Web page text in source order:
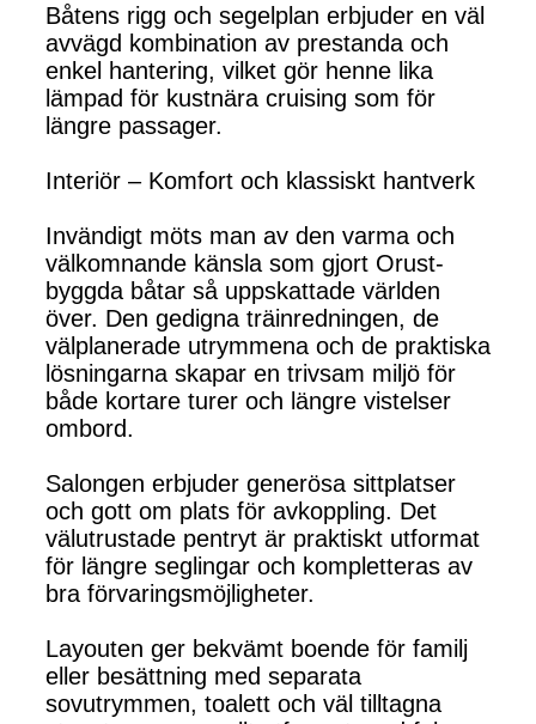
Båtens rigg och segelplan erbjuder en väl
avvägd kombination av prestanda och
enkel hantering, vilket gör henne lika
lämpad för kustnära cruising som för
längre passager.
Interiör – Komfort och klassiskt hantverk
Invändigt möts man av den varma och
välkomnande känsla som gjort Orust-
byggda båtar så uppskattade världen
över. Den gedigna träinredningen, de
välplanerade utrymmena och de praktiska
lösningarna skapar en trivsam miljö för
både kortare turer och längre vistelser
ombord.
Salongen erbjuder generösa sittplatser
och gott om plats för avkoppling. Det
välutrustade pentryt är praktiskt utformat
för längre seglingar och kompletteras av
bra förvaringsmöjligheter.
Layouten ger bekvämt boende för familj
eller besättning med separata
sovutrymmen, toalett och väl tilltagna